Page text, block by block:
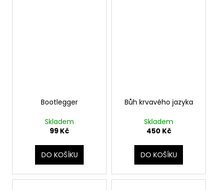
Bootlegger
Skladem
99 Kč
DO KOŠÍKU
Bůh krvavého jazyka
Skladem
450 Kč
DO KOŠÍKU